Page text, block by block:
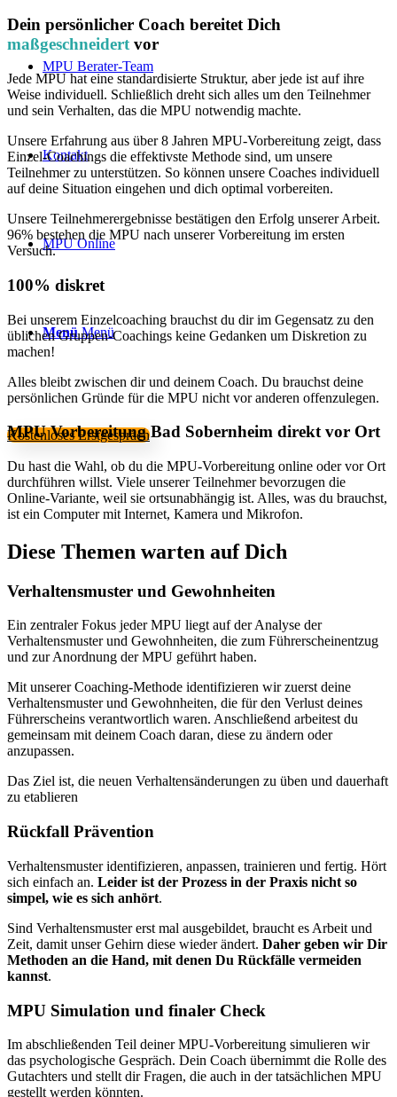
MPU Berater-Team
Kontakt
MPU Online
Menü Menü
Kostenloses Erstgespräch
Dein persönlicher Coach bereitet Dich
maßgeschneidertvor
Jede MPU hat eine standardisierte Struktur, aber jede ist auf ihre
Weise individuell. Schließlich dreht sich alles um den Teilnehmer
und sein Verhalten, das die MPU notwendig machte.
Unsere Erfahrung aus über 8 Jahren MPU-Vorbereitung zeigt, dass
Einzel-Coachings die effektivste Methode sind, um unsere
Teilnehmer zu unterstützen. So können unsere Coaches individuell
auf deine Situation eingehen und dich optimal vorbereiten.
Unsere Teilnehmerergebnisse bestätigen den Erfolg unserer Arbeit.
96% bestehen die MPU nach unserer Vorbereitung im ersten
Versuch.
100% diskret
Bei unserem Einzelcoaching brauchst du dir im Gegensatz zu den
üblichen Gruppen-Coachings keine Gedanken um Diskretion zu
machen!
Alles bleibt zwischen dir und deinem Coach. Du brauchst deine
persönlichen Gründe für die MPU nicht vor anderen offenzulegen.
MPU Vorbereitung Bad Sobernheim direkt vor Ort
Du hast die Wahl, ob du die MPU-Vorbereitung online oder vor Ort
durchführen willst. Viele unserer Teilnehmer bevorzugen die
Online-Variante, weil sie ortsunabhängig ist. Alles, was du brauchst,
ist ein Computer mit Internet, Kamera und Mikrofon.
Diese Themen warten auf Dich
Verhaltensmuster und Gewohnheiten
Ein zentraler Fokus jeder MPU liegt auf der Analyse der
Verhaltensmuster und Gewohnheiten, die zum Führerscheinentzug
und zur Anordnung der MPU geführt haben.
Mit unserer Coaching-Methode identifizieren wir zuerst deine
Verhaltensmuster und Gewohnheiten, die für den Verlust deines
Führerscheins verantwortlich waren. Anschließend arbeitest du
gemeinsam mit deinem Coach daran, diese zu ändern oder
anzupassen.
Das Ziel ist, die neuen Verhaltensänderungen zu üben und dauerhaft
zu etablieren
Rückfall Prävention
Verhaltensmuster identifizieren, anpassen, trainieren und fertig. Hört
sich einfach an. Leider ist der Prozess in der Praxis nicht so
simpel, wie es sich anhört.
Sind Verhaltensmuster erst mal ausgebildet, braucht es Arbeit und
Zeit, damit unser Gehirn diese wieder ändert. Daher geben wir Dir
Methoden an die Hand, mit denen Du Rückfälle vermeiden
kannst.
MPU Simulation und finaler Check
Im abschließenden Teil deiner MPU-Vorbereitung simulieren wir
das psychologische Gespräch. Dein Coach übernimmt die Rolle des
Gutachters und stellt dir Fragen, die auch in der tatsächlichen MPU
gestellt werden könnten.